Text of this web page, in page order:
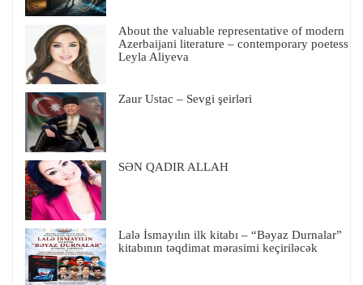
About the valuable representative of modern
Azerbaijani literature – contemporary poetess
Leyla Aliyeva
Zaur Ustac – Sevgi şeirləri
SƏN QADIR ALLAH
Lalə İsmayılın ilk kitabı – “Bəyaz Durnalar”
kitabının təqdimat mərasimi keçiriləcək